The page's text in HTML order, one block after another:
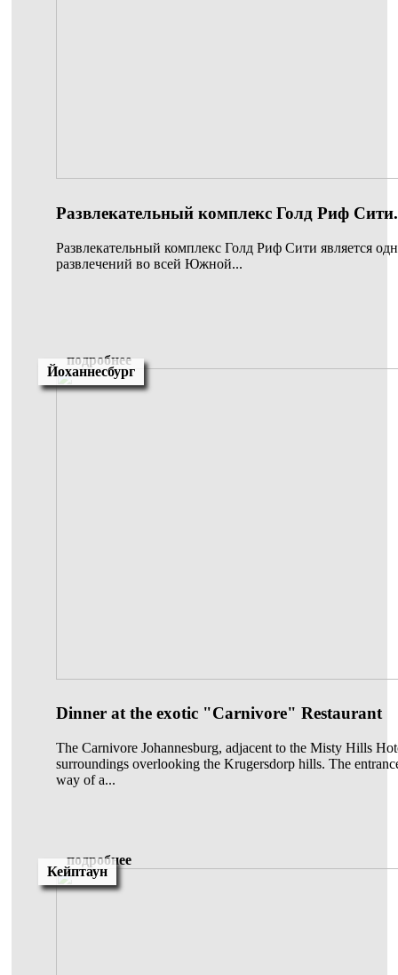
Развлекательный комплекс Голд Риф Сити.
Развлекательный комплекс Голд Риф Сити является
развлечений во всей Южной...
подробнее
Йоханнесбург
Dinner at the exotic "Carnivore" Restaurant
The Carnivore Johannesburg, adjacent to the Misty Hills
surroundings overlooking the Krugersdorp hills. The
way of a...
подробнее
Кейптаун